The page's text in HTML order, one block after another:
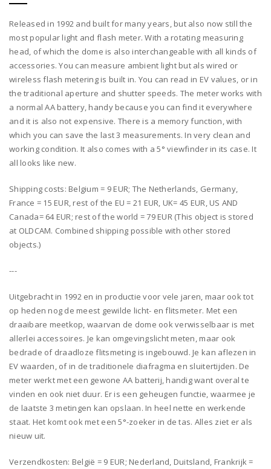
Released in 1992 and built for many years, but also now still the
most popular light and flash meter. With a rotating measuring
head, of which the dome is also interchangeable with all kinds of
accessories. You can measure ambient light but als wired or
wireless flash metering is built in. You can read in EV values, or in
the traditional aperture and shutter speeds. The meter works with
a normal AA battery, handy because you can find it everywhere
and it is also not expensive. There is a memory function, with
which you can save the last 3 measurements. In very clean and
working condition. It also comes with a 5° viewfinder in its case. It
all looks like new.
Shipping costs: Belgium = 9 EUR; The Netherlands, Germany,
France = 15 EUR, rest of the EU = 21 EUR, UK= 45 EUR, US AND
Canada= 64 EUR; rest of the world = 79 EUR (This object is stored
at OLDCAM. Combined shipping possible with other stored
objects.)
---
Uitgebracht in 1992 en in productie voor vele jaren, maar ook tot
op heden nog de meest gewilde licht- en flitsmeter. Met een
draaibare meetkop, waarvan de dome ook verwisselbaar is met
allerlei accessoires. Je kan omgevingslicht meten, maar ook
bedrade of draadloze flitsmeting is ingebouwd. Je kan aflezen in
EV waarden, of in de traditionele diafragma en sluitertijden. De
meter werkt met een gewone AA batterij, handig want overal te
vinden en ook niet duur. Er is een geheugen functie, waarmee je
de laatste 3 metingen kan opslaan. In heel nette en werkende
staat. Het komt ook met een 5°-zoeker in de tas. Alles ziet er als
nieuw uit.
Verzendkosten: België = 9 EUR; Nederland, Duitsland, Frankrijk =